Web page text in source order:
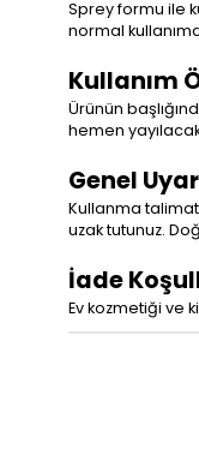
Sprey formu ile
normal
Kullanım
Ürünün
hemen
Genel
Kullanma
uzak tutunuz.
İade
Ev kozmetiği ve